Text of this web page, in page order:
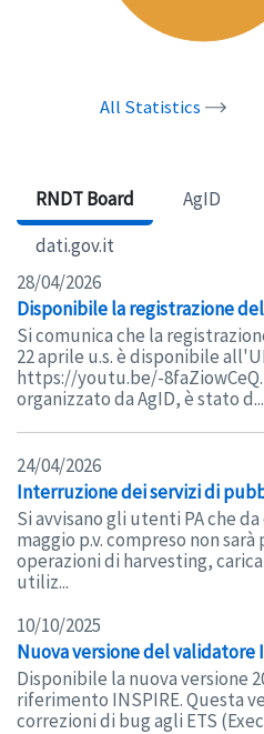
All Statistics
RNDT Board AgID
dati.gov.it
28/04/2026
Disponibile la registrazione
Si comunica che la
22 aprile u.s. è disponibile
https://youtu.be/-
organizzato da AgID, è stato d...
24/04/2026
Interruzione dei servizi di
Si avvisano gli utenti PA che
maggio p.v. compreso non
operazioni di harvesting,
utiliz...
10/10/2025
Nuova versione del validatore
Disponibile la nuova versione
riferimento INSPIRE. Questa
correzioni di bug agli ETS